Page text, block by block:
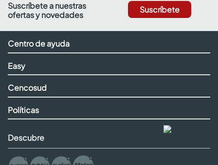
Suscríbete a nuestras
ofertas y novedades
Suscríbete
Centro de ayuda
Easy
Cencosud
Políticas
Descubre